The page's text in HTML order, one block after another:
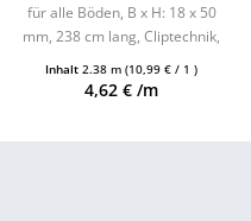
für alle Böden, B x H: 18 x 50
mm, 238 cm lang, Cliptechnik,
erhältlich
Inhalt2.38 m(10,99 € / 1 )
4,62 € /m